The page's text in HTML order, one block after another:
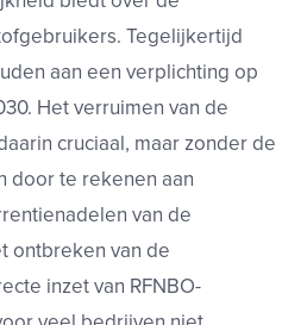
Tegelijkertijd
aan een verplichting op
Het verruimen van de
cruciaal, maar zonder de
door te rekenen aan
van de
ontbreken van de
inzet van RFNBO-